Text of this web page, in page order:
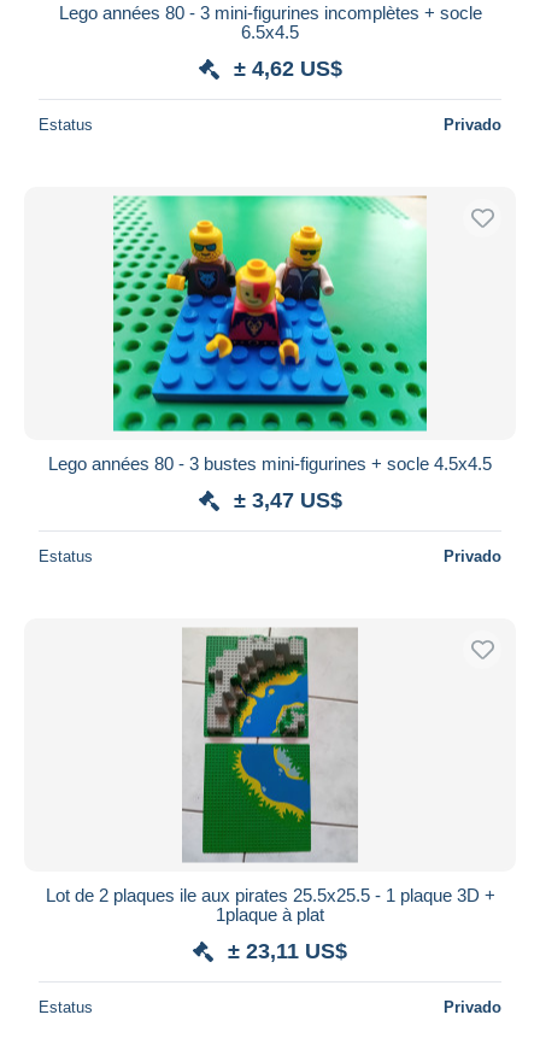
Lego années 80 - 3 mini-figurines incomplètes + socle
6.5x4.5
± 4,62 US$
Estatus Privado
Lego années 80 - 3 bustes mini-figurines + socle 4.5x4.5
± 3,47 US$
Estatus Privado
Lot de 2 plaques ile aux pirates 25.5x25.5 - 1 plaque 3D +
1plaque à plat
± 23,11 US$
Estatus Privado